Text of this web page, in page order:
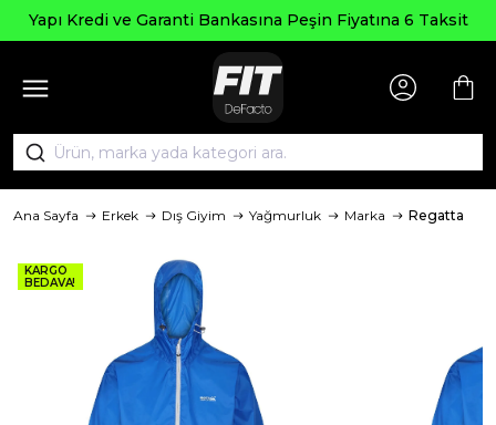
Kredi ve Garanti Bankasına Peşin Fiyatına 6 Taksit
Ana Sayfa Erkek Dış Giyim Yağmurluk Marka Regatta
KARGO
BEDAVA!